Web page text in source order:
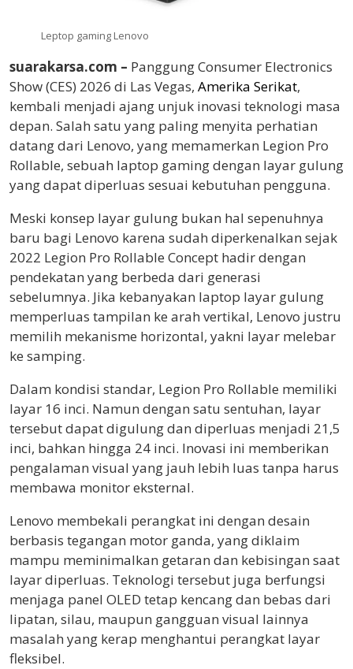
Leptop gaming Lenovo
suarakarsa.com – Panggung Consumer Electronics
Show (CES) 2026 di Las Vegas, Amerika Serikat,
kembali menjadi ajang unjuk inovasi teknologi masa
depan. Salah satu yang paling menyita perhatian
datang dari Lenovo, yang memamerkan Legion Pro
Rollable, sebuah laptop gaming dengan layar gulung
yang dapat diperluas sesuai kebutuhan pengguna.
Meski konsep layar gulung bukan hal sepenuhnya
baru bagi Lenovo karena sudah diperkenalkan sejak
2022 Legion Pro Rollable Concept hadir dengan
pendekatan yang berbeda dari generasi
sebelumnya. Jika kebanyakan laptop layar gulung
memperluas tampilan ke arah vertikal, Lenovo justru
memilih mekanisme horizontal, yakni layar melebar
ke samping.
Dalam kondisi standar, Legion Pro Rollable memiliki
layar 16 inci. Namun dengan satu sentuhan, layar
tersebut dapat digulung dan diperluas menjadi 21,5
inci, bahkan hingga 24 inci. Inovasi ini memberikan
pengalaman visual yang jauh lebih luas tanpa harus
membawa monitor eksternal.
Lenovo membekali perangkat ini dengan desain
berbasis tegangan motor ganda, yang diklaim
mampu meminimalkan getaran dan kebisingan saat
layar diperluas. Teknologi tersebut juga berfungsi
menjaga panel OLED tetap kencang dan bebas dari
lipatan, silau, maupun gangguan visual lainnya
masalah yang kerap menghantui perangkat layar
fleksibel.